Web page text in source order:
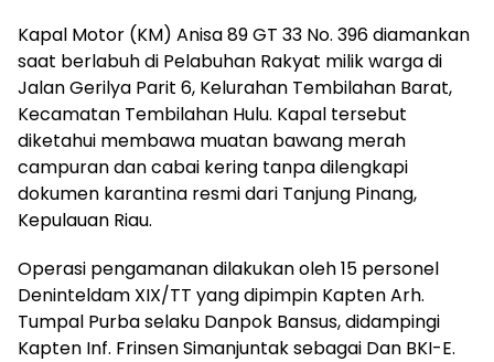
Kapal Motor (KM) Anisa 89 GT 33 No. 396 diamankan
saat berlabuh di Pelabuhan Rakyat milik warga di
Jalan Gerilya Parit 6, Kelurahan Tembilahan Barat,
Kecamatan Tembilahan Hulu. Kapal tersebut
diketahui membawa muatan bawang merah
campuran dan cabai kering tanpa dilengkapi
dokumen karantina resmi dari Tanjung Pinang,
Kepulauan Riau.
Operasi pengamanan dilakukan oleh 15 personel
Deninteldam XIX/TT yang dipimpin Kapten Arh.
Tumpal Purba selaku Danpok Bansus, didampingi
Kapten Inf. Frinsen Simanjuntak sebagai Dan BKI-E.